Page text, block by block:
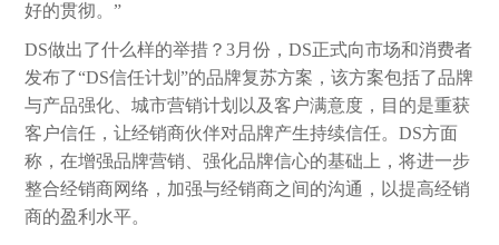
好的贯彻。”
DS做出了什么样的举措？3月份，DS正式向市场和消费者
发布了“DS信任计划”的品牌复苏方案，该方案包括了品牌
与产品强化、城市营销计划以及客户满意度，目的是重获
客户信任，让经销商伙伴对品牌产生持续信任。DS方面
称，在增强品牌营销、强化品牌信心的基础上，将进一步
整合经销商网络，加强与经销商之间的沟通，以提高经销
商的盈利水平。